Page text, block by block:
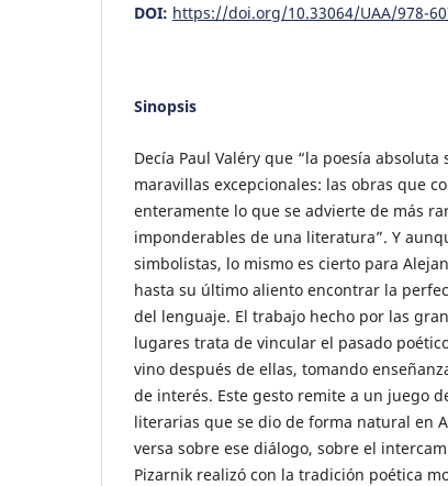
DOI: https://doi.org/10.33064/UAA/978-
Sinopsis
Decía Paul Valéry que “la poesía
maravillas excepcionales: las obras que
enteramente lo que se advierte de más
imponderables de una literatura”. Y
simbolistas, lo mismo es cierto para
hasta su último aliento encontrar la
del lenguaje. El trabajo hecho por las
lugares trata de vincular el pasado
vino después de ellas, tomando
de interés. Este gesto remite a un juego
literarias que se dio de forma natural en
versa sobre ese diálogo, sobre el
Pizarnik realizó con la tradición poética